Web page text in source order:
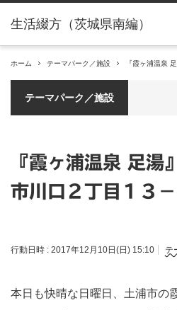
ホーム テーマパーク／施設 『霞ヶ浦温泉
テーマパーク／施設
『霞ヶ浦温泉 足湯
市川口２丁目１３−
行動日時 : 2017年12月10日(日) 15:10 テ
本日も快晴な日曜日、土浦市の